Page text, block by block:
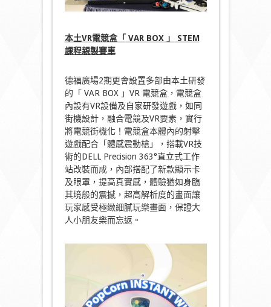
本土VR電競盒「 VAR BOX 」
STEM
課程親製賽車
德福廣場2期更會設置多部由本土研發
的「 VAR BOX 」VR 電競盒，電競盒
內設有VR設備及自家研發遊戲，如同
街機設計，融合電競及VR要素，實行
將電競街機化！電競盒本體內的射擊
遊戲配合「體感震動槍」，搭載VR技
術的DELL Precision 363°直立式工作
站改裝而成，內部搭配了新款顯示卡
及眼罩，提高真實感，體驗猶如身臨
其境般的震撼，超高解析度的畫面讓
玩家感受極緻細膩玩樂畫面，保證大
人小朋友樂而忘返。